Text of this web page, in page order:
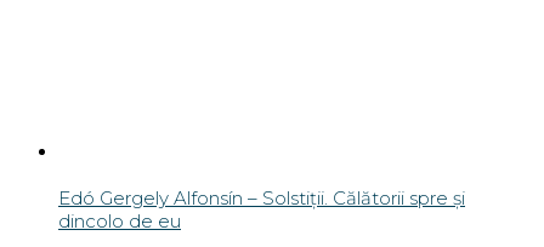
Edó Gergely Alfonsín – Solstiții. Călătorii spre și
dincolo de eu